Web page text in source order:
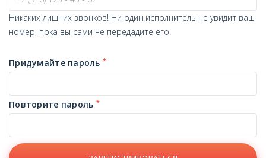
Никаких лишних звонков! Ни один исполнитель не увидит ваш
номер, пока вы сами не передадите его.
Придумайте пароль*
Повторите пароль *